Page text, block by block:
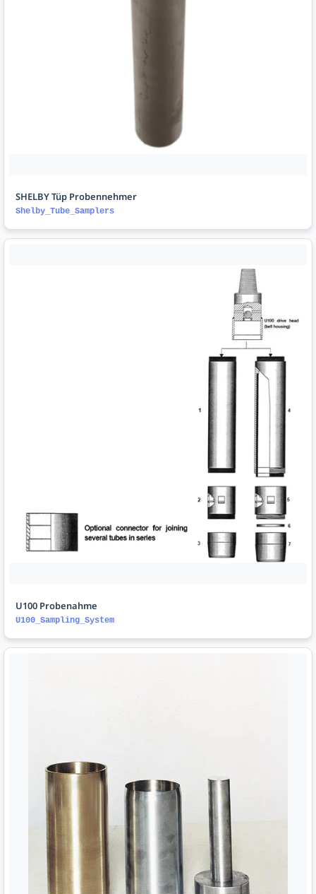
SHELBY Tüp Probennehmer
Shelby_Tube_Samplers
U100 Probenahme
U100_Sampling_System